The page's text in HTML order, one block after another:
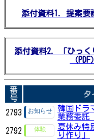
添付資料1. 提案要
添付資料2. 「ひっく
（PDF）
番
号
タ
2793
韓国ドラ
業務委託
2792
夏休み特
り作り」